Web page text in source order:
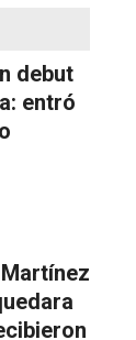
debut
entró